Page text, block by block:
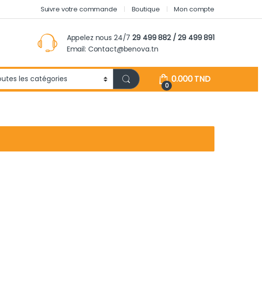
Suivre votre commande Boutique Mon compte
Appelez nous 24/729 499 882 / 29 499 891
Email: Contact@benova.tn
0
0.000TND